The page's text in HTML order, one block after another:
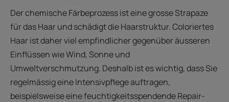
Der chemische Färbeprozess ist eine grosse Strapaze
für das Haar und schädigt die Haarstruktur. Coloriertes
Haar ist daher viel empfindlicher gegenüber äusseren
Einflüssen wie Wind, Sonne und
Umweltverschmutzung. Deshalb ist es wichtig, dass Sie
regelmässig eine Intensivpflege auftragen,
beispielsweise eine feuchtigkeitsspendende Repair-